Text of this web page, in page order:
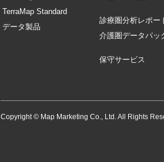
TerraMap Standard
データ製品
診療圏分析レポー
介護圏データパッ
保守サービス
Copyright © Map Marketing Co., Ltd. All Rights